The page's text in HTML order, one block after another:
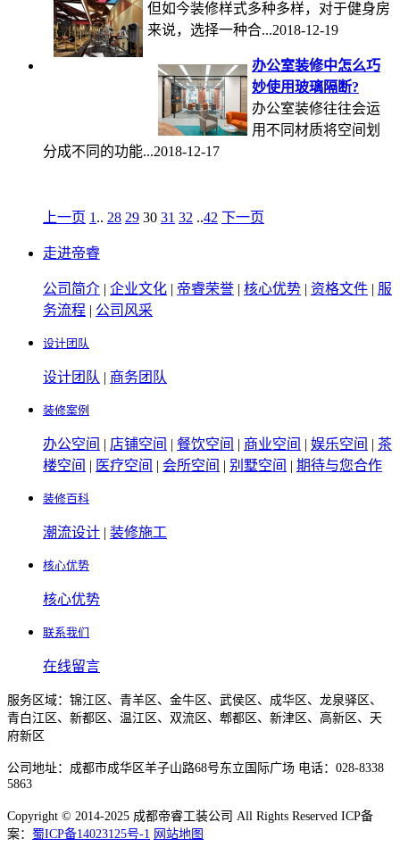
但如今装修样式多种多样，对于健身房
来说，选择一种合...2018-12-19
办公室装修中怎么巧
妙使用玻璃隔断?
办公室装修往往会运
用不同材质将空间划
分成不同的功能...2018-12-17
上一页 1 .. 28 29 30 31 32 ..42 下一页
走进帝睿
公司简介 | 企业文化 | 帝睿荣誉 | 核心优势 | 资格文件 | 服
务流程 | 公司风采
设计团队
设计团队 | 商务团队
装修案例
办公空间 | 店铺空间 | 餐饮空间 | 商业空间 | 娱乐空间 | 茶
楼空间 | 医疗空间 | 会所空间 | 别墅空间 | 期待与您合作
装修百科
潮流设计 | 装修施工
核心优势
核心优势
联系我们
在线留言
服务区域：锦江区、青羊区、金牛区、武侯区、成华区、龙泉驿区、
青白江区、新都区、温江区、双流区、郫都区、新津区、高新区、天
府新区
公司地址：成都市成华区羊子山路68号东立国际广场 电话：028-8338
5863
Copyright © 2014-2025 成都帝睿工装公司 All Rights Reserved ICP备
案： 蜀ICP备14023125号-1 网站地图